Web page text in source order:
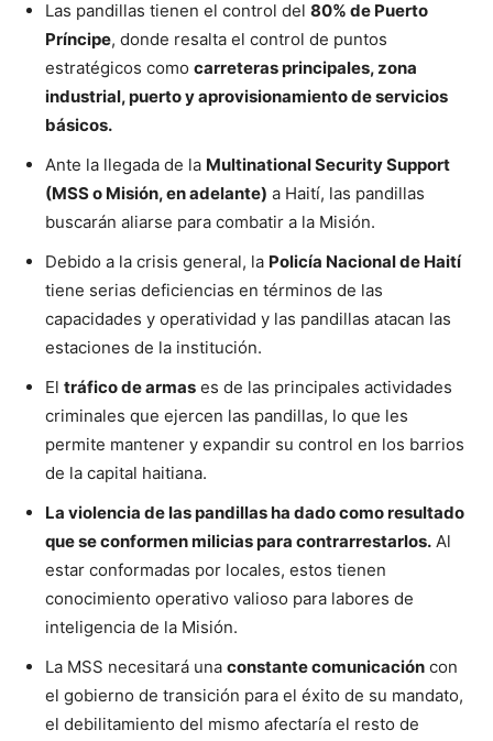
Las pandillas tienen el control del 80% de Puerto
Príncipe, donde resalta el control de puntos
estratégicos como carreteras principales, zona
industrial, puerto y aprovisionamiento de servicios
básicos.
Ante la llegada de la Multinational Security Support
(MSS o Misión, en adelante) a Haití, las pandillas
buscarán aliarse para combatir a la Misión.
Debido a la crisis general, la Policía Nacional de Haití
tiene serias deficiencias en términos de las
capacidades y operatividad y las pandillas atacan las
estaciones de la institución.
El tráfico de armas es de las principales actividades
criminales que ejercen las pandillas, lo que les
permite mantener y expandir su control en los barrios
de la capital haitiana.
La violencia de las pandillas ha dado como resultado
que se conformen milicias para contrarrestarlos. Al
estar conformadas por locales, estos tienen
conocimiento operativo valioso para labores de
inteligencia de la Misión.
La MSS necesitará una constante comunicación con
el gobierno de transición para el éxito de su mandato,
el debilitamiento del mismo afectaría el resto de